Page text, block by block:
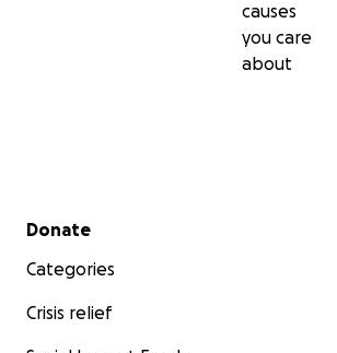
causes
you care
about
Secondary menu
Donate
Categories
Crisis relief